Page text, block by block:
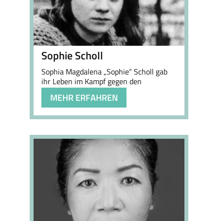
Sophie Scholl
Sophia Magdalena „Sophie“ Scholl gab
ihr Leben im Kampf gegen den
Nationalsozialismus.
MEHR ERFAHREN